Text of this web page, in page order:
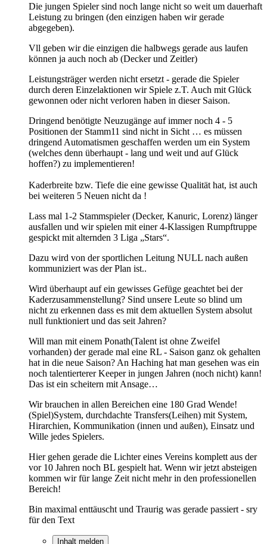
Die jungen Spieler sind noch lange nicht so weit um dauerhaft
Leistung zu bringen (den einzigen haben wir gerade
abgegeben).
Vll geben wir die einzigen die halbwegs gerade aus laufen
können ja auch noch ab (Decker und Zeitler)
Leistungsträger werden nicht ersetzt - gerade die Spieler
durch deren Einzelaktionen wir Spiele z.T. Auch mit Glück
gewonnen oder nicht verloren haben in dieser Saison.
Dringend benötigte Neuzugänge auf immer noch 4 - 5
Positionen der Stamm11 sind nicht in Sicht … es müssen
dringend Automatismen geschaffen werden um ein System
(welches denn überhaupt - lang und weit und auf Glück
hoffen?) zu implementieren!
Kaderbreite bzw. Tiefe die eine gewisse Qualität hat, ist auch
bei weiteren 5 Neuen nicht da !
Lass mal 1-2 Stammspieler (Decker, Kanuric, Lorenz) länger
ausfallen und wir spielen mit einer 4-Klassigen Rumpftruppe
gespickt mit alternden 3 Liga „Stars“.
Dazu wird von der sportlichen Leitung NULL nach außen
kommuniziert was der Plan ist..
Wird überhaupt auf ein gewisses Gefüge geachtet bei der
Kaderzusammenstellung? Sind unsere Leute so blind um
nicht zu erkennen dass es mit dem aktuellen System absolut
null funktioniert und das seit Jahren?
Will man mit einem Ponath(Talent ist ohne Zweifel
vorhanden) der gerade mal eine RL - Saison ganz ok gehalten
hat in die neue Saison? An Haching hat man gesehen was ein
noch talentierterer Keeper in jungen Jahren (noch nicht) kann!
Das ist ein scheitern mit Ansage…
Wir brauchen in allen Bereichen eine 180 Grad Wende!
(Spiel)System, durchdachte Transfers(Leihen) mit System,
Hirarchien, Kommunikation (innen und außen), Einsatz und
Wille jedes Spielers.
Hier gehen gerade die Lichter eines Vereins komplett aus der
vor 10 Jahren noch BL gespielt hat. Wenn wir jetzt absteigen
kommen wir für lange Zeit nicht mehr in den professionellen
Bereich!
Bin maximal enttäuscht und Traurig was gerade passiert - sry
für den Text
Inhalt melden